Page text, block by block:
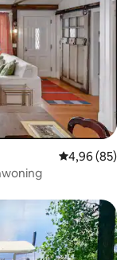
Gemiddelde
4,96 (85)